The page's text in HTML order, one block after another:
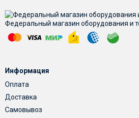
Федеральный магазин оборудования и
Информация
Оплата
Доставка
Самовывоз